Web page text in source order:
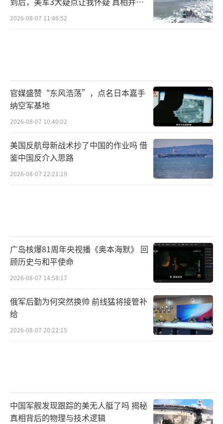
如此
2026-08-07 11:46:52
官媒盛赞“东风浩荡”，点名日本嘉手
纳空军基地
2026-08-07 10:40:02
美国反航母新战术抄了中国的作业吗 借
鉴中国反介入思路
2026-08-07 22:21:19
广岛核爆81周年央视播《奥本海默》 回
顾历史与和平使命
2026-08-07 14:58:17
俄军后勤为何突然换帅 前线猛将接管补
给
2026-08-07 20:22:15
中国军舰发现跟踪的美无人艇了吗 揭秘
真相背后的物理与技术逻辑